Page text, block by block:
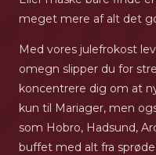
meget mere af alt det
Med vores julefrokost
omegn slipper du for
koncentrere dig om at
kun til Mariager, men
som Hobro, Hadsund,
buffet med alt fra